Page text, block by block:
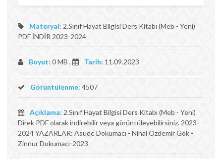
Materyal: 2.Sınıf Hayat Bilgisi Ders Kitabı (Meb - Yeni)
PDF İNDİR 2023-2024
Boyut: 0 MB , Tarih: 11.09.2023
Görüntülenme: 4507
Açıklama: 2.Sınıf Hayat Bilgisi Ders Kitabı (Meb - Yeni)
Direk PDF olarak indirebilir veya görüntüleyebilirsiniz. 2023-
2024 YAZARLAR: Asude Dokumacı - Nihal Özdemir Gök -
Zinnur Dokumacı-2023